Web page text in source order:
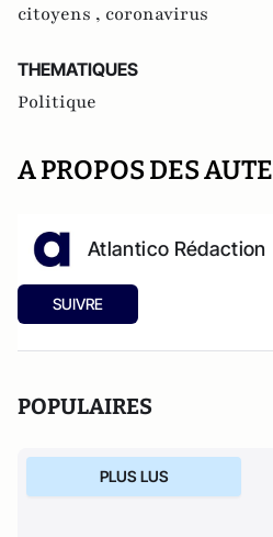
citoyens , coronavirus
THEMATIQUES
Politique
A PROPOS DES
Atlantico Rédaction
SUIVRE
POPULAIRES
PLUS LUS